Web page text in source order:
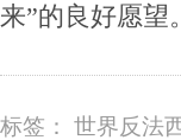
来”的良好愿望
标签： 世界反法